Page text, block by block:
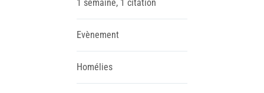
1 semaine, 1 citation
Evènement
Homélies